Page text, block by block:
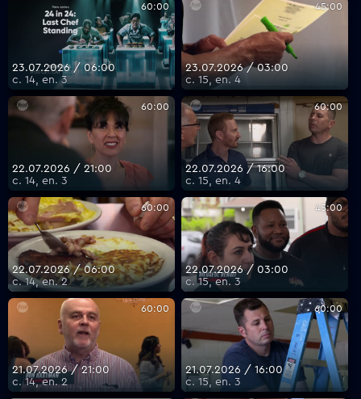
60:00
23.07.2026 / 06:00
с. 14, еп. 3
45:00
23.07.2026 / 03:00
с. 15, еп. 4
60:00
22.07.2026 / 21:00
с. 14, еп. 3
60:00
22.07.2026 / 16:00
с. 15, еп. 4
60:00
22.07.2026 / 06:00
с. 14, еп. 2
45:00
22.07.2026 / 03:00
с. 15, еп. 3
60:00
21.07.2026 / 21:00
с. 14, еп. 2
60:00
21.07.2026 / 16:00
с. 15, еп. 3